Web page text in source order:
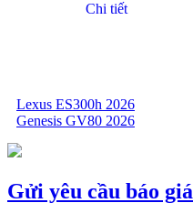
Chi tiết
Điều
hướng
viết
Lexus ES300h 2026
Genesis GV80 2026
Gửi yêu cầu báo giá